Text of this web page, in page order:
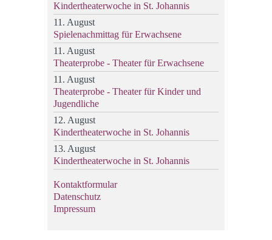
Kindertheaterwoche in St. Johannis
11. August
Spielenachmittag für Erwachsene
11. August
Theaterprobe - Theater für Erwachsene
11. August
Theaterprobe - Theater für Kinder und
Jugendliche
12. August
Kindertheaterwoche in St. Johannis
13. August
Kindertheaterwoche in St. Johannis
Kontaktformular
Datenschutz
Impressum